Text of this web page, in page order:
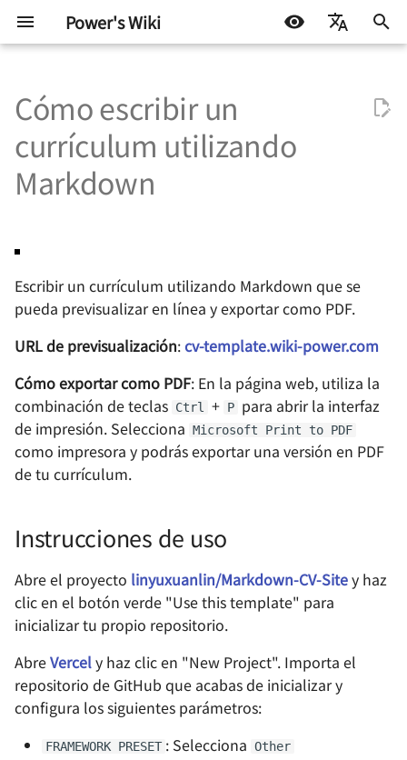
Power's Wiki
c
i
l
i
z
a
n
d
o
b
s
q
u
d
a
Diseño de hardware Fundamentos
comunicación
Diseño de energía
energía
Diseño de RF
Pruebas de
semiconductores
Protocolos de prueba
Prueba de señal mixta
ATE
Sintaxis de codificación
Desarrollo incrustado STM32
Desarrollo de software
Docker
机器学习入门 - 基础流程
Trucos de vida Cómo preparar un cóctel
El impacto de la
inteligencia artificial en
elecciones profesionales
Leyendo "Hackers &
Painters"
Blog
探索之路 - 2022 小记
现代都市与末日田园
雨
当下与永恒
8 月深圳小记
关于新能源行业的一些观
为什么要抵制智能推荐算
不要自己感动自己
买了一台 NAS
如何不长痘
Construye tu propio
HomeLab
Colección de
(Docker)
Homelab 轻量服务器管理
板 CasaOS
Homelab - Tool for
Penetration frp
gratuita para la travesía
red local: Cloudflared
Homelab - Editor de
Homelab - Herramienta
de alta calidad TinyPNG-
docker
Homelab - Sitio de
marcadores personales
Guía de Inicio de ESXi
Montar un disco NAS de
ampliar el espacio (NFS)
Acceso a un NAS Synology
mediante frp
Construir un Generador de
Configuración de
Bitwarden como
administrador de
contraseñas en Synology
Uso de acme.sh para la
automatización de
certificados de dominio
(Docker en Synology)
biblioteca en línea con
(Docker)
Uso de Watchtower para
Actualizar
Automáticamente
Contenedores en Docker de
Synology
Instrucciones de uso
Referencias y
agradecimientos
Comandos Comunes de
Windows
Modo Portátil de VS Code
paralelo en Chrome (Edge)
Eliminar la administración
de Chrome (Edge) por parte
de la organización
Evitar la conversión forzada
a HTTPS en Chrome (Edge)
Implementing HTTPS
Access with Synology's
Solución al problema de
tiempo al exportar desde
Google Fotos
Ignorar archivos específicos
con gitignore
Diferencias entre ABS y PLA
en la Impresión 3D
Cómo escribir un
currículum utilizando
Markdown
Escribir un currículum utilizando Markdown que se
pueda previsualizar en línea y exportar como PDF.
URL de previsualización:cv-template.wiki-power.com
Cómo exportar como PDF: En la página web, utiliza la
combinación de teclas Ctrl + P para abrir la interfaz
de impresión. Selecciona Microsoft Print to PDF
como impresora y podrás exportar una versión en PDF
de tu currículum.
Instrucciones de uso
Abre el proyecto linyuxuanlin/Markdown-CV-Sitey haz
clic en el botón verde "Use this template" para
inicializar tu propio repositorio.
AbreVercely haz clic en "New Project". Importa el
repositorio de GitHub que acabas de inicializar y
configura los siguientes parámetros:
FRAMEWORK PRESET : Selecciona Other